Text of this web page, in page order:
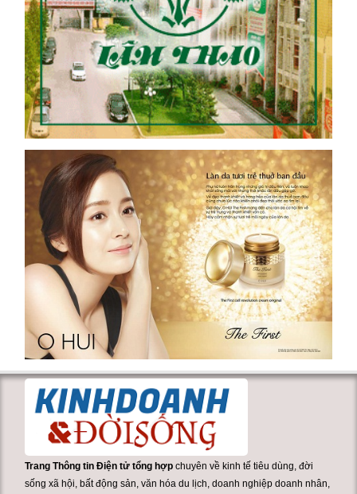
Trang Thông tin Điện tử tổng hợp chuyên về kinh tế tiêu dùng, đời
sống xã hội, bất động sản, văn hóa du lịch, doanh nghiệp doanh nhân,